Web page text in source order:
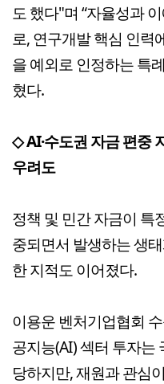
도 했다"며 “자율성과
로, 연구개발 핵심 인력
을 예외로 인정하는 특
혔다.
◇ AI·수도권 자금 편중
우려도
정책 및 민간 자금이 특
중되면서 발생하는 생
한 지적도 이어졌다.
이용운 벤처기업협회
공지능(AI) 섹터 투자는
당하지만, 재원과 관심